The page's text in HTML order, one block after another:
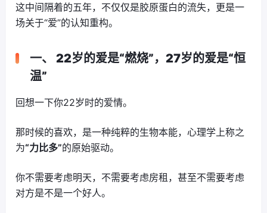
这中间隔着的五年，不仅仅是胶原蛋白的流失，更是一
场关于“爱”的认知重构。
一、 22岁的爱是“燃烧”，27岁的爱是“恒
温”
回想一下你22岁时的爱情。
那时候的喜欢，是一种纯粹的生物本能，心理学上称之
为“力比多”的原始驱动。
你不需要考虑明天，不需要考虑房租，甚至不需要考虑
对方是不是一个好人。